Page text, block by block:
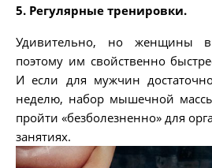
5. Регулярные тренировки.
Удивительно, но женщины
поэтому им свойственно
И если для мужчин
неделю, набор мышечной
пройти «безболезненно» для
занятиях.